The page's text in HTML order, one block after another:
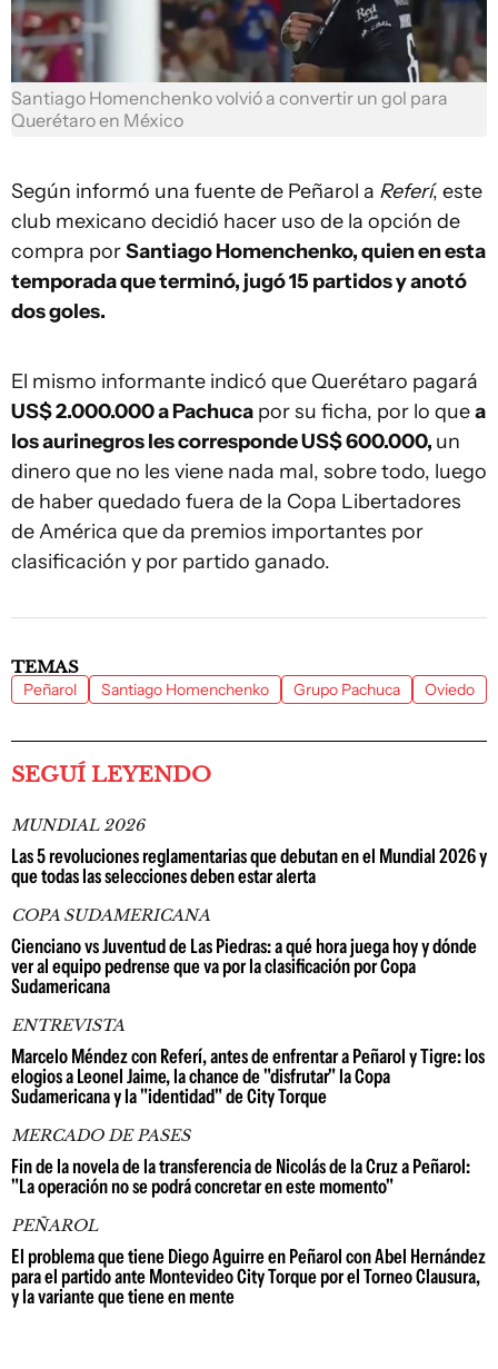
Santiago Homenchenko volvió a convertir un gol para
Querétaro en México
Según informó una fuente de Peñarol a Referí, este
club mexicano decidió hacer uso de la opción de
compra porSantiago Homenchenko, quien en esta
temporada que terminó, jugó 15 partidos y anotó
dos goles.
El mismo informante indicó que Querétaro pagará
US$ 2.000.000 a Pachuca por su ficha, por lo quea
los aurinegros les corresponde US$ 600.000, un
dinero que no les viene nada mal, sobre todo, luego
de haber quedado fuera de la Copa Libertadores
de América que da premios importantes por
clasificación y por partido ganado.
TEMAS
Peñarol Santiago Homenchenko Grupo Pachuca Oviedo
SEGUÍ LEYENDO
MUNDIAL 2026
Las 5 revoluciones reglamentarias que debutan en el Mundial 2026 y
que todas las selecciones deben estar alerta
COPA SUDAMERICANA
Cienciano vs Juventud de Las Piedras: a qué hora juega hoy y dónde
ver al equipo pedrense que va por la clasificación por Copa
Sudamericana
ENTREVISTA
Marcelo Méndez con Referí, antes de enfrentar a Peñarol y Tigre: los
elogios a Leonel Jaime, la chance de "disfrutar" la Copa
Sudamericana y la "identidad" de City Torque
MERCADO DE PASES
Fin de la novela de la transferencia de Nicolás de la Cruz a Peñarol:
"La operación no se podrá concretar en este momento"
PEÑAROL
El problema que tiene Diego Aguirre en Peñarol con Abel Hernández
para el partido ante Montevideo City Torque por el Torneo Clausura,
y la variante que tiene en mente